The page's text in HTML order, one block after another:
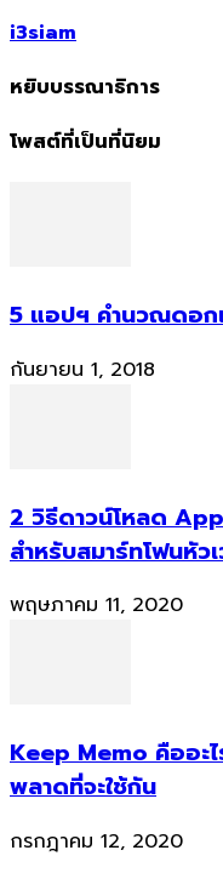
i3siam
หยิบบรรณาธิการ
โพสต์ที่เป็นที่นิยม
5 แอปฯ คำนวณดอก
กันยายน 1, 2018
2 วิธีดาวน์โหลด
สำหรับสมาร์ทโฟนหัว
พฤษภาคม 11, 2020
Keep Memo คืออะไ
พลาดที่จะใช้กัน
กรกฎาคม 12, 2020